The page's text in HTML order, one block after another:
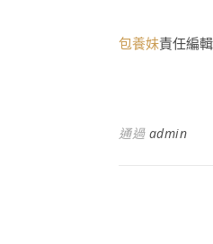
包養妹責任編
通過 admin